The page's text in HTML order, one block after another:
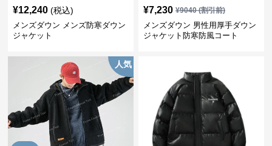
¥12,240 (税込)
メンズダウン メンズ防寒ダウン
ジャケット
¥7,230 ¥9040(割引前)
メンズダウン 男性用厚手ダウン
ジャケット防寒防風コート
人気